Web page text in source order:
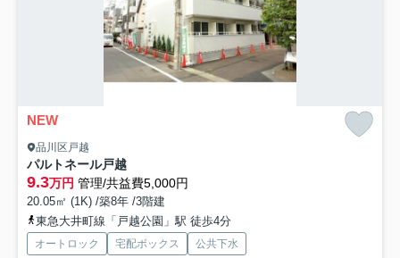
NEW
品川区戸越
パルトネール戸越
9.3万円 管理/共益費5,000円
20.05㎡ (1K) /築8年 /3階建
東急大井町線「戸越公園」駅 徒歩4分
オートロック 宅配ボックス 公共下水